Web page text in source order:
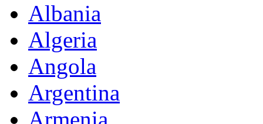
Albania
Algeria
Angola
Argentina